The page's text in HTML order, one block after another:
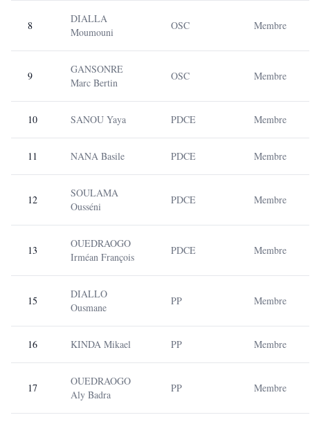
8
DIALLA
Moumouni
OSC Membre
9
GANSONRE
Marc Bertin
OSC Membre
10 SANOU Yaya PDCE Membre
11 NANA Basile PDCE Membre
12
SOULAMA
Ousséni
PDCE Membre
13
OUEDRAOGO
Irméan François
PDCE Membre
15
DIALLO
Ousmane
PP Membre
16 KINDA Mikael PP Membre
17
OUEDRAOGO
Aly Badra
PP Membre